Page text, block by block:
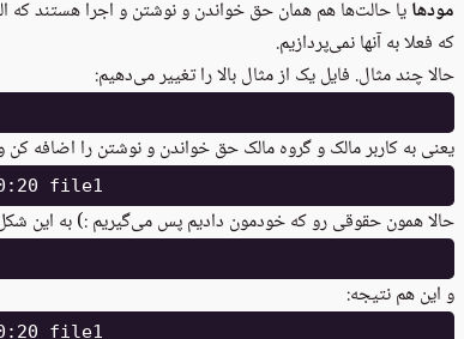
مودها
که فعلا به آنها نمی‌پردازیم.
حالا چند مثال. فایل یک از مثال بالا را تغییر می‌دهیم:
یعنی به کاربر مالک و گروه مالک حق خواندن و نوشتن را اضافه
حالا همون حقوقی رو که خودمون دادیم پس می‌گیریم :) به این
و این هم نتیجه: